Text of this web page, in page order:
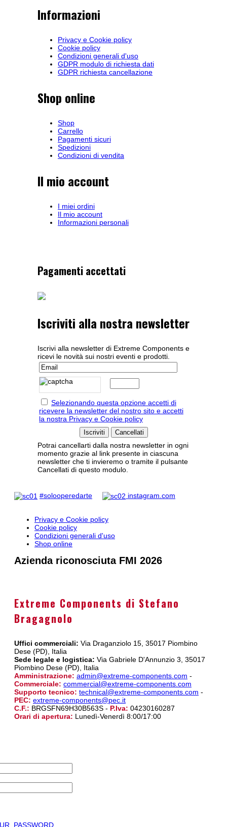
Informazioni
Privacy e Cookie policy
Cookie policy
Condizioni generali d'uso
GDPR modulo di richiesta dati
GDPR richiesta cancellazione
Shop online
Shop
Carrello
Pagamenti sicuri
Spedizioni
Condizioni di vendita
Il mio account
I miei ordini
Il mio account
Informazioni personali
Pagamenti accettati
Iscriviti alla nostra newsletter
Iscrivi alla newsletter di Extreme Components e
ricevi le novità sui nostri eventi e prodotti.
Selezionando questa opzione accetti di
ricevere la newsletter del nostro sito e accetti
la nostra Privacy e Cookie policy
Potrai cancellarti dalla nostra newsletter in ogni
momento grazie al link presente in ciascuna
newsletter che ti invieremo o tramite il pulsante
Cancellati di questo modulo.
#solooperedarte instagram.com
Privacy e Cookie policy
Cookie policy
Condizioni generali d'uso
Shop online
Azienda riconosciuta FMI 2026
Extreme Components di Stefano
Bragagnolo
Uffici commerciali: Via Draganziolo 15, 35017 Piombino
Dese (PD), Italia
Sede legale e logistica: Via Gabriele D'Annunzio 3, 35017
Piombino Dese (PD), Italia
Amministrazione: admin@extreme-components.com -
Commerciale: commercial@extreme-components.com
Supporto tecnico: technical@extreme-components.com -
PEC: extreme-components@pec.it
C.F.: BRGSFN69H30B563S - P.Iva: 04230160287
Orari di apertura: Lunedì-Venerdì 8:00/17:00